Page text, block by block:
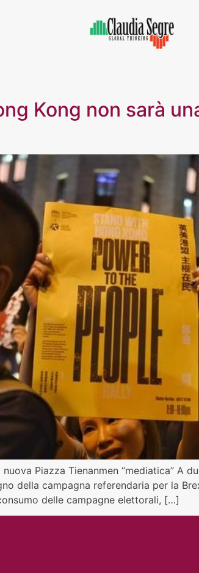
Kong non sarà
Piazza Tienanmen “mediatica” A
della campagna referendaria per la
delle campagne elettorali, […]